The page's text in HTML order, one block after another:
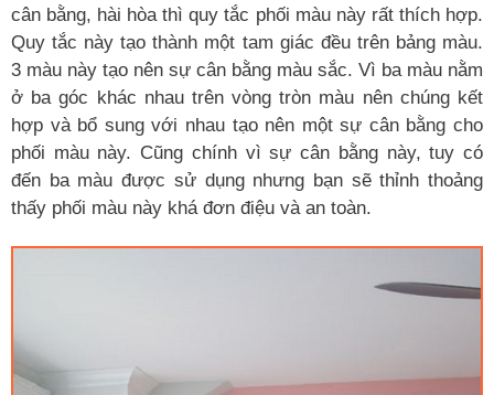
cân bằng, hài hòa thì quy tắc phối màu này rất thích hợp.
Quy tắc này tạo thành một tam giác đều trên bảng màu.
3 màu này tạo nên sự cân bằng màu sắc. Vì ba màu nằm
ở ba góc khác nhau trên vòng tròn màu nên chúng kết
hợp và bổ sung với nhau tạo nên một sự cân bằng cho
phối màu này. Cũng chính vì sự cân bằng này, tuy có
đến ba màu được sử dụng nhưng bạn sẽ thỉnh thoảng
thấy phối màu này khá đơn điệu và an toàn.